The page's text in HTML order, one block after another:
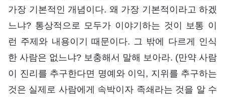
가장 기본적인 개념이다. 왜 가장 기본적이라고 하겠
느냐? 통상적으로 모두가 이야기하는 것이 보통 이
런 주제와 내용이기 때문이다. 그 밖에 다르게 인식
한 사람은 없느냐? 보충해서 말해 보아라. (만약 사람
이 진리를 추구한다면 명예와 이익, 지위를 추구하는
것은 실제로 사람에게 속박이자 족쇄라는 것을 알 수